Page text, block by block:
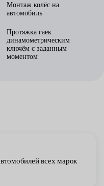
Монтаж колёс на
автомобиль
Протяжка гаек
динамометрическим
ключём с заданным
моментом
всех марок